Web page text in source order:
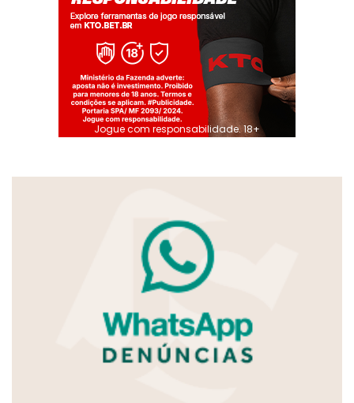
Jogue com responsabilidade. 18+